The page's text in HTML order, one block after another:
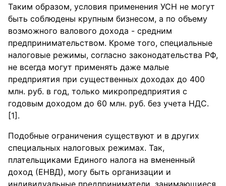
Таким образом, условия применения УСН не могут
быть соблюдены крупным бизнесом, а по объему
возможного валового дохода - средним
предпринимательством. Кроме того, специальные
налоговые режимы, согласно законодательства РФ,
не всегда могут применять даже малые
предприятия при существенных доходах до 400
млн. руб. в год, только микропредприятия с
годовым доходом до 60 млн. руб. без учета НДС.
[1].
Подобные ограничения существуют и в других
специальных налоговых режимах. Так,
плательщиками Единого налога на вмененный
доход (ЕНВД), могу быть организации и
индивидуальные предприниматели, занимающиеся